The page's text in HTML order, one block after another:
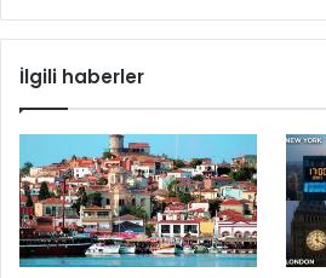
İlgili haberler